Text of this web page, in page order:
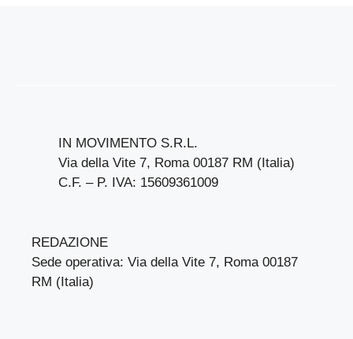
IN MOVIMENTO S.R.L.
Via della Vite 7, Roma 00187 RM (Italia)
C.F. – P. IVA: 15609361009
REDAZIONE
Sede operativa: Via della Vite 7, Roma 00187
RM (Italia)